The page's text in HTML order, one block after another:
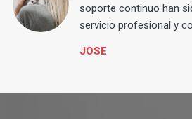
soporte continuo han
servicio profesional y
JOSE